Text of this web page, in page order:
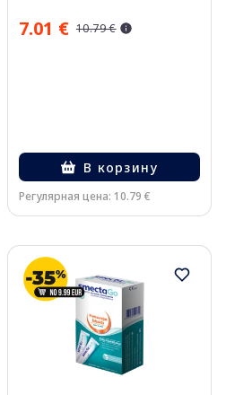
7.01 € 10.79 €
В корзину
Регулярная цена: 10.79 €